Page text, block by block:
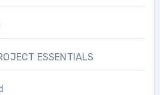
ESSENTIALS